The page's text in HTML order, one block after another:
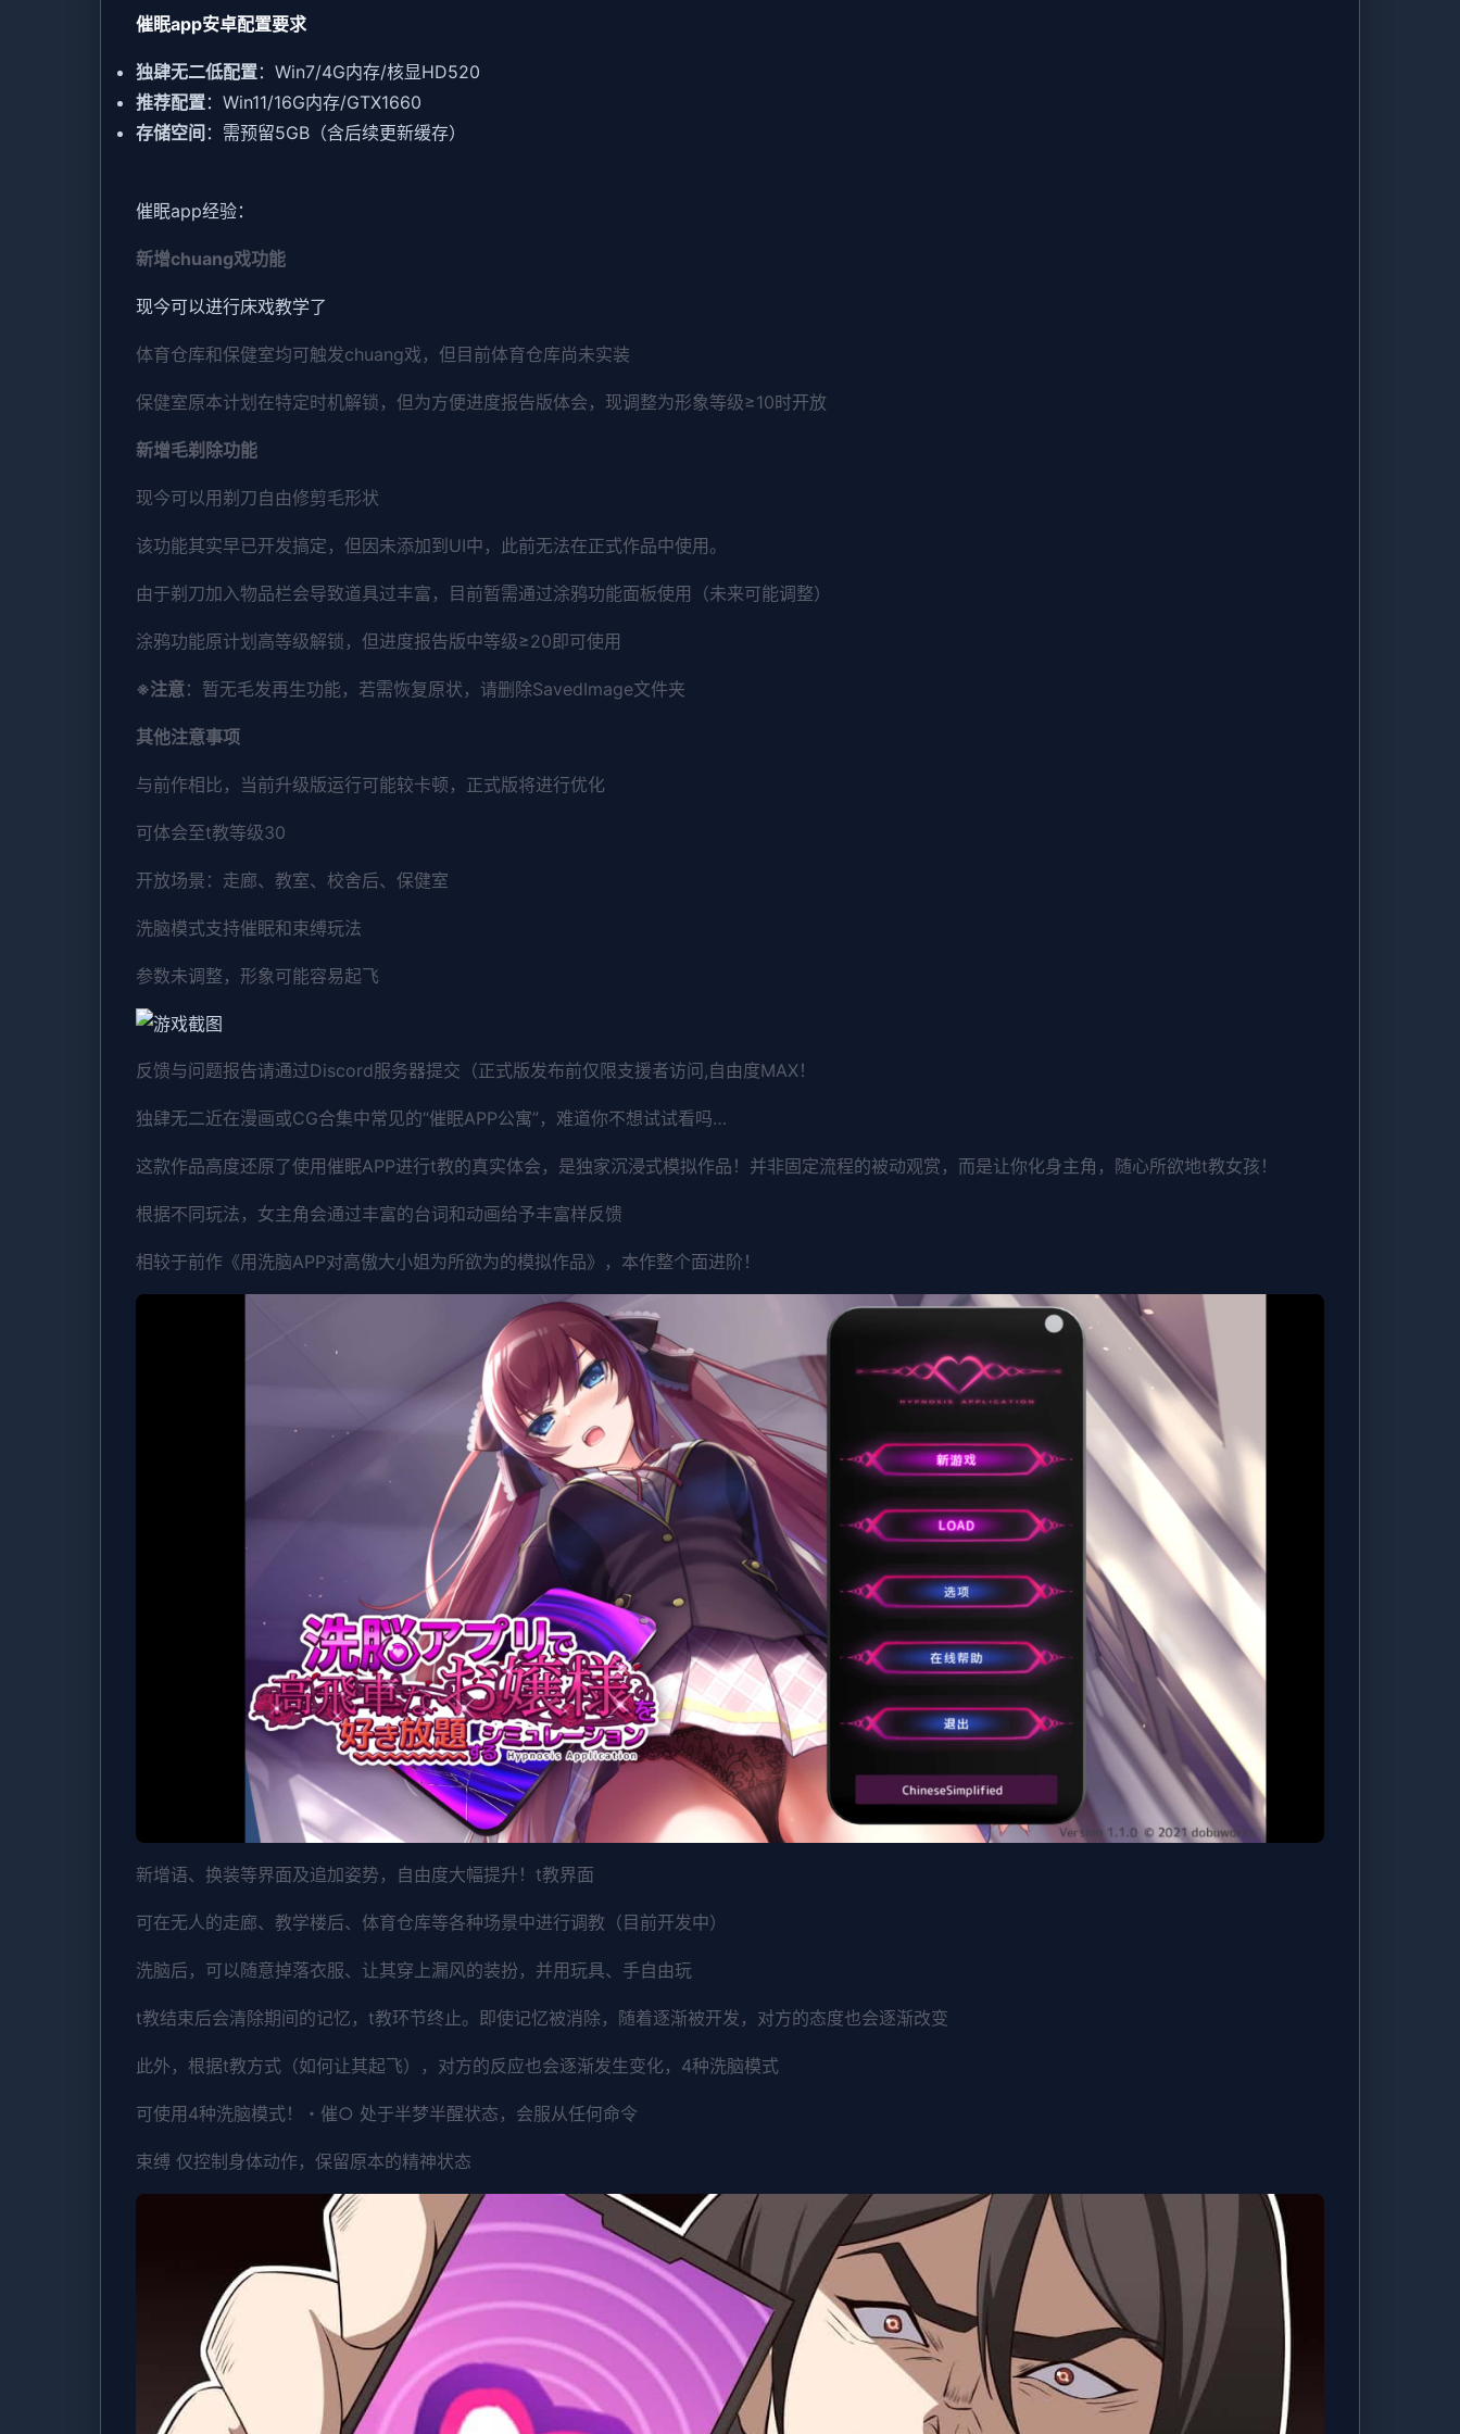
催眠app安卓配置要求
​独肆无二低配置​​：Win7/4G内存/核显HD520
​推荐配置​​：Win11/16G内存/GTX1660
​存储空间​ ​：需预留5GB（含后续更新缓存）
催眠app经验：
新增chuang戏功能
现今可以进行床戏教学了
体育仓库和保健室均可触发chuang戏，但目前体育仓库尚未实装
保健室原本计划在特定时机解锁，但为方便进度报告版体会，现调整为形象等级≥10时开放
新增毛剃除功能
现今可以用剃刀自由修剪毛形状
该功能其实早已开发搞定，但因未添加到UI中，此前无法在正式作品中使用。
由于剃刀加入物品栏会导致道具过丰富，目前暂需通过涂鸦功能面板使用（未来可能调整）
涂鸦功能原计划高等级解锁，但进度报告版中等级≥20即可使用
※注意：暂无毛发再生功能，若需恢复原状，请删除SavedImage文件夹
其他注意事项
与前作相比，当前升级版运行可能较卡顿，正式版将进行优化
可体会至t教等级30
开放场景：走廊、教室、校舍后、保健室
洗脑模式支持催眠和束缚玩法
参数未调整，形象可能容易起飞
反馈与问题报告请通过Discord服务器提交（正式版发布前仅限支援者访问,自由度MAX！
独肆无二近在漫画或CG合集中常见的“催眠APP公寓”，难道你不想试试看吗…
这款作品高度还原了使用催眠APP进行t教的真实体会，是独家沉浸式模拟作品！并非固定流程的被动观赏，而是让你化身主角，随心所欲地t教女孩！
根据不同玩法，女主角会通过丰富的台词和动画给予丰富样反馈
相较于前作《用洗脑APP对高傲大小姐为所欲为的模拟作品》，本作整个面进阶！
新增语、换装等界面及追加姿势，自由度大幅提升！t教界面
可在无人的走廊、教学楼后、体育仓库等各种场景中进行调教（目前开发中）
洗脑后，可以随意掉落衣服、让其穿上漏风的装扮，并用玩具、手自由玩
t教结束后会清除期间的记忆，t教环节终止。即使记忆被消除，随着逐渐被开发，对方的态度也会逐渐改变
此外，根据t教方式（如何让其起飞），对方的反应也会逐渐发生变化，4种洗脑模式
可使用4种洗脑模式！・催○ 处于半梦半醒状态，会服从任何命令
束缚 仅控制身体动作，保留原本的精神状态